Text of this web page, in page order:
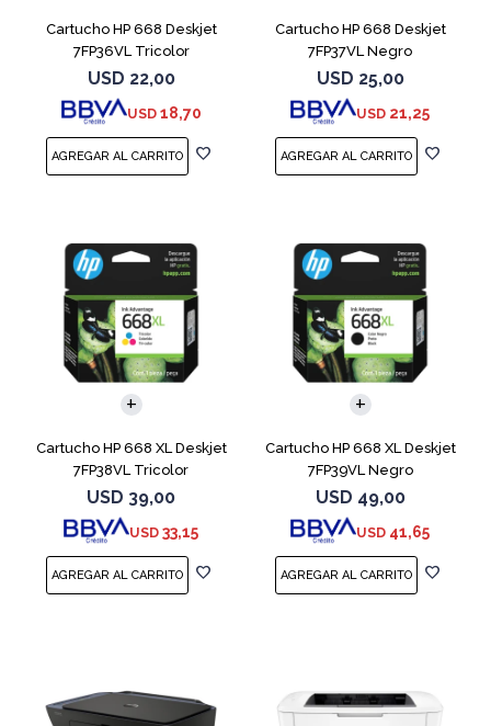
Cartucho HP 668 Deskjet
7FP36VL Tricolor
USD 22,00
USD 18,70
Cartucho HP 668 Deskjet
7FP37VL Negro
USD 25,00
USD 21,25
Cartucho HP 668 XL Deskjet
7FP38VL Tricolor
USD 39,00
USD 33,15
Cartucho HP 668 XL Deskjet
7FP39VL Negro
USD 49,00
USD 41,65